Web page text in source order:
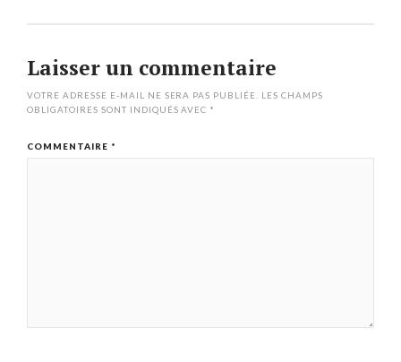
Laisser un commentaire
VOTRE ADRESSE E-MAIL NE SERA PAS PUBLIÉE.
LES CHAMPS
OBLIGATOIRES SONT INDIQUÉS AVEC *
COMMENTAIRE *